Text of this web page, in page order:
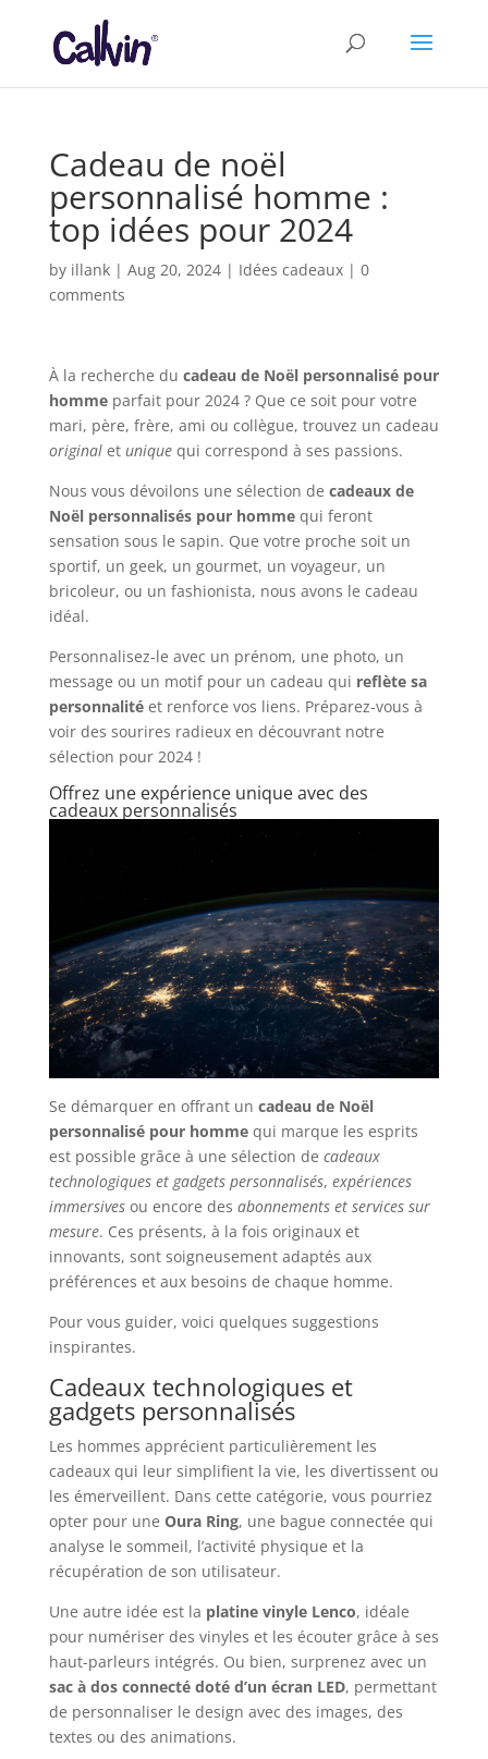
Cadeau de noël
personnalisé homme :
top idées pour 2024
by illank| Aug 20, 2024| Idées cadeaux| 0
comments
À la recherche du cadeau de Noël personnalisé pour
hommeparfait pour 2024 ? Que ce soit pour votre
mari, père, frère, ami ou collègue, trouvez un cadeau
originalet uniquequi correspond à ses passions.
Nous vous dévoilons une sélection de cadeaux de
Noël personnalisés pour hommequi feront
sensation sous le sapin. Que votre proche soit un
sportif, un geek, un gourmet, un voyageur, un
bricoleur, ou un fashionista, nous avons le cadeau
idéal.
Personnalisez-le avec un prénom, une photo, un
message ou un motif pour un cadeau qui reflète sa
personnalitéet renforce vos liens. Préparez-vous à
voir des sourires radieux en découvrant notre
sélection pour 2024 !
Offrez une expérience unique avec des
cadeaux personnalisés
Se démarquer en offrant un cadeau de Noël
personnalisé pour hommequi marque les esprits
est possible grâce à une sélection de cadeaux
technologiques et gadgets personnalisés, expériences
immersivesou encore des abonnements et services sur
mesure. Ces présents, à la fois originaux et
innovants, sont soigneusement adaptés aux
préférences et aux besoins de chaque homme.
Pour vous guider, voici quelques suggestions
inspirantes.
Cadeaux technologiques et
gadgets personnalisés
Les hommes apprécient particulièrement les
cadeaux qui leur simplifient la vie, les divertissent ou
les émerveillent. Dans cette catégorie, vous pourriez
opter pour une Oura Ring, une bague connectée qui
analyse le sommeil, l’activité physique et la
récupération de son utilisateur.
Une autre idée est la platine vinyle Lenco, idéale
pour numériser des vinyles et les écouter grâce à ses
haut-parleurs intégrés. Ou bien, surprenez avec un
sac à dos connecté doté d’un écran LED, permettant
de personnaliser le design avec des images, des
textes ou des animations.